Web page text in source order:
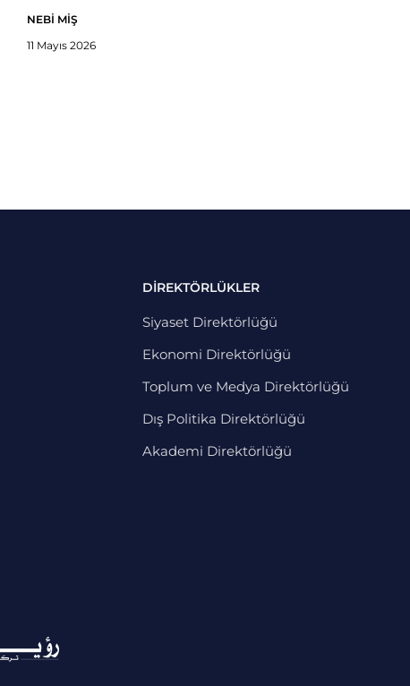
NEBİ MİŞ
11 Mayıs 2026
DİREKTÖRLÜKLER
Siyaset Direktörlüğü
Ekonomi Direktörlüğü
Toplum ve Medya Direktörlüğü
Dış Politika Direktörlüğü
Akademi Direktörlüğü